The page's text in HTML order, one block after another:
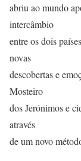
abriu ao mundo
intercâmbio
entre os dois
novas
descobertas e
Mosteiro
dos Jerónimos e
através
de um novo